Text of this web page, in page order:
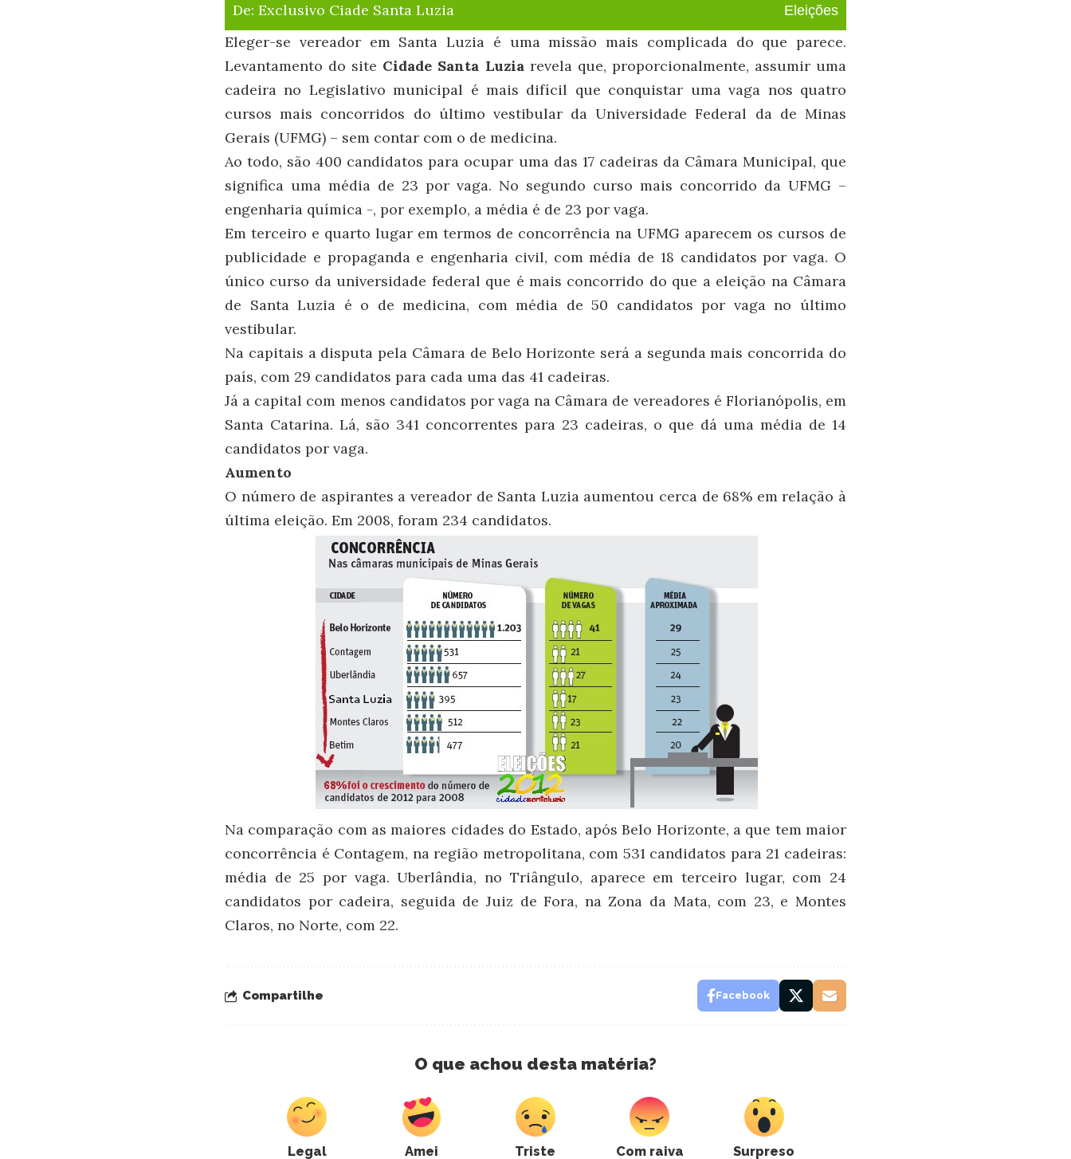
De: Exclusivo Ciade Santa Luzia Eleições
Eleger-se vereador em Santa Luzia é uma missão mais complicada do que parece.
Levantamento do site Cidade Santa Luziarevela que, proporcionalmente, assumir uma
cadeira no Legislativo municipal é mais difícil que conquistar uma vaga nos quatro
cursos mais concorridos do último vestibular da Universidade Federal da de Minas
Gerais (UFMG) – sem contar com o de medicina.
Ao todo, são 400 candidatos para ocupar uma das 17 cadeiras da Câmara Municipal, que
significa uma média de 23 por vaga. No segundo curso mais concorrido da UFMG –
engenharia química -, por exemplo, a média é de 23 por vaga.
Em terceiro e quarto lugar em termos de concorrência na UFMG aparecem os cursos de
publicidade e propaganda e engenharia civil, com média de 18 candidatos por vaga. O
único curso da universidade federal que é mais concorrido do que a eleição na Câmara
de Santa Luzia é o de medicina, com média de 50 candidatos por vaga no último
vestibular.
Na capitais a disputa pela Câmara de Belo Horizonte será a segunda mais concorrida do
país, com 29 candidatos para cada uma das 41 cadeiras.
Já a capital com menos candidatos por vaga na Câmara de vereadores é Florianópolis, em
Santa Catarina. Lá, são 341 concorrentes para 23 cadeiras, o que dá uma média de 14
candidatos por vaga.
Aumento
O número de aspirantes a vereador de Santa Luzia aumentou cerca de 68% em relação à
última eleição. Em 2008, foram 234 candidatos.
Na comparação com as maiores cidades do Estado, após Belo Horizonte, a que tem maior
concorrência é Contagem, na região metropolitana, com 531 candidatos para 21 cadeiras:
média de 25 por vaga. Uberlândia, no Triângulo, aparece em terceiro lugar, com 24
candidatos por cadeira, seguida de Juiz de Fora, na Zona da Mata, com 23, e Montes
Claros, no Norte, com 22.
Compartilhe Facebook
O que achou desta matéria?
Legal Amei Triste Com raiva Surpreso